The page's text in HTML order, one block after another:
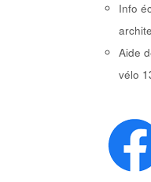
Info
Aide
vélo